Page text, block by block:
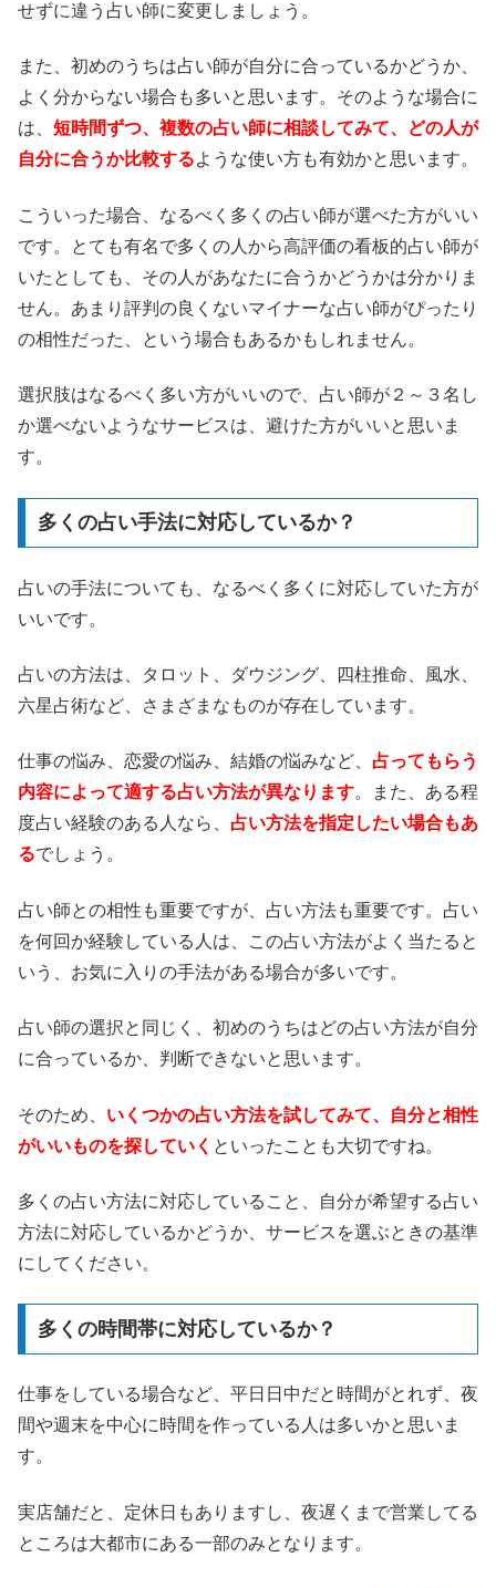
せずに違う占い師に変更しましょう。
また、初めのうちは占い師が自分に合っているかどうか、
よく分からない場合も多いと思います。そのような場合に
は、 短時間ずつ、複数の占い師に相談してみて、どの人が
自分に合うか比較するような使い方も有効かと思います。
こういった場合、なるべく多くの占い師が選べた方がいい
です。とても有名で多くの人から高評価の看板的占い師が
いたとしても、その人があなたに合うかどうかは分かりま
せん。あまり評判の良くないマイナーな占い師がぴったり
の相性だった、という場合もあるかもしれません。
選択肢はなるべく多い方がいいので、占い師が２～３名し
か選べないようなサービスは、避けた方がいいと思いま
す。
多くの占い手法に対応しているか？
占いの手法についても、なるべく多くに対応していた方が
いいです。
占いの方法は、タロット、ダウジング、四柱推命、風水、
六星占術など、さまざまなものが存在しています。
仕事の悩み、恋愛の悩み、結婚の悩みなど、 占ってもらう
内容によって適する占い方法が異なります。また、ある程
度占い経験のある人なら、 占い方法を指定したい場合もあ
るでしょう。
占い師との相性も重要ですが、占い方法も重要です。占い
を何回か経験している人は、この占い方法がよく当たると
いう、お気に入りの手法がある場合が多いです。
占い師の選択と同じく、初めのうちはどの占い方法が自分
に合っているか、判断できないと思います。
そのため、 いくつかの占い方法を試してみて、自分と相性
がいいものを探していく といったことも大切ですね。
多くの占い方法に対応していること、自分が希望する占い
方法に対応しているかどうか、サービスを選ぶときの基準
にしてください。
多くの時間帯に対応しているか？
仕事をしている場合など、平日日中だと時間がとれず、夜
間や週末を中心に時間を作っている人は多いかと思いま
す。
実店舗だと、定休日もありますし、夜遅くまで営業してる
ところは大都市にある一部のみとなります。